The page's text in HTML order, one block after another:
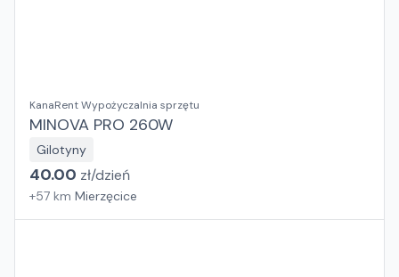
KanaRent Wypożyczalnia sprzętu
MINOVA PRO 260W
Gilotyny
40.00 zł/dzień
+57 km Mierzęcice